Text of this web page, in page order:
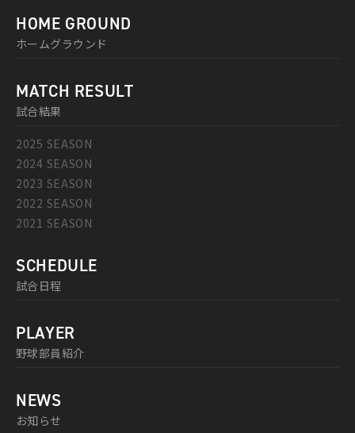
HOME GROUND
ホームグラウンド
MATCH RESULT
試合結果
2025 SEASON
2024 SEASON
2023 SEASON
2022 SEASON
2021 SEASON
SCHEDULE
試合日程
PLAYER
野球部員紹介
NEWS
お知らせ